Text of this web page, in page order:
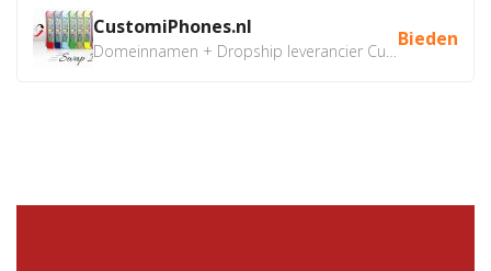
CustomiPhones.nl Bieden